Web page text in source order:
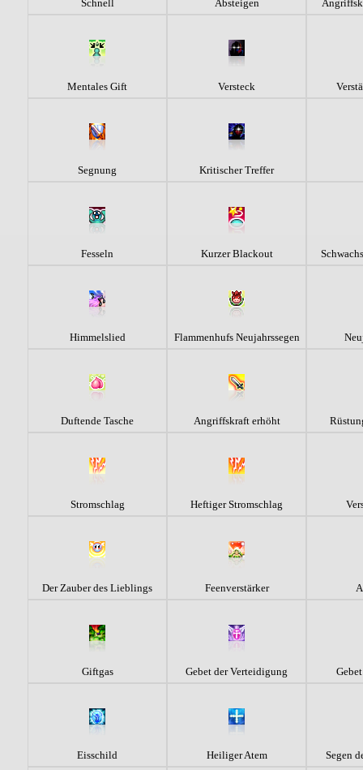
Schnell Absteigen
Mentales Gift Versteck
Segnung Kritischer Treffer
Fesseln Kurzer Blackout
Himmelslied Flammenhufs Neujahrssegen
Duftende Tasche Angriffskraft erhöht
Stromschlag Heftiger Stromschlag
Der Zauber des Lieblings Feenverstärker
Giftgas Gebet der Verteidigung
Eisschild Heiliger Atem Segen